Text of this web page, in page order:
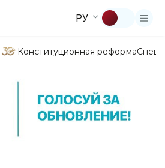
РУ
Конституционная реформа